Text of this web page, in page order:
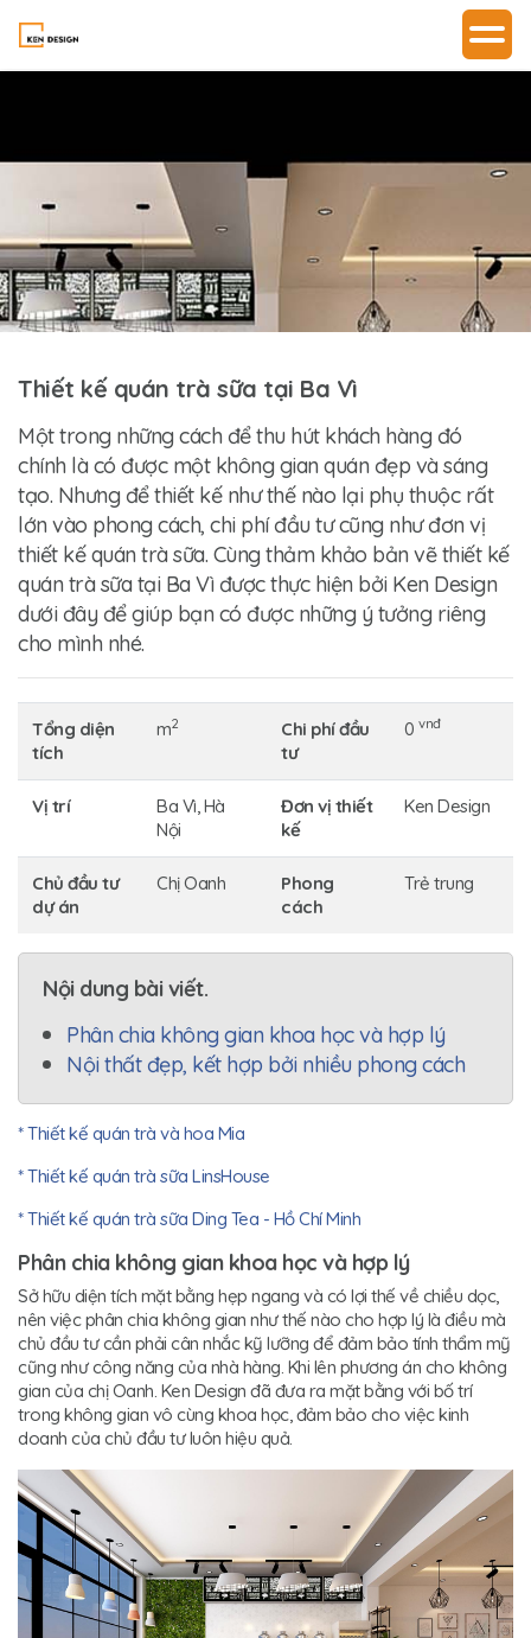
Thiết kế quán trà sữa tại Ba Vì
Một trong những cách để thu hút khách hàng đó
chính là có được một không gian quán đẹp và sáng
tạo. Nhưng để thiết kế như thế nào lại phụ thuộc rất
lớn vào phong cách, chi phí đầu tư cũng như đơn vị
thiết kế quán trà sữa. Cùng thảm khảo bản vẽ thiết kế
quán trà sữa tại Ba Vì được thực hiện bởi Ken Design
dưới đây để giúp bạn có được những ý tưởng riêng
cho mình nhé.
Tổng diện
tích
m2
Chi phí đầu
tư
0 vnđ
Vị trí
Ba Vì, Hà
Nội
Đơn vị thiết
kế
Ken Design
Chủ đầu tư
dự án
Chị Oanh
Phong
cách
Trẻ trung
Nội dung bài viết.
Phân chia không gian khoa học và hợp lý
Nội thất đẹp, kết hợp bởi nhiều phong cách
* Thiết kế quán trà và hoa Mia
* Thiết kế quán trà sữa LinsHouse
* Thiết kế quán trà sữa Ding Tea - Hồ Chí Minh
Phân chia không gian khoa học và hợp lý
Sở hữu diện tích mặt bằng hẹp ngang và có lợi thế về chiều dọc,
nên việc phân chia không gian như thế nào cho hợp lý là điều mà
chủ đầu tư cần phải cân nhắc kỹ lưỡng để đảm bảo tính thẩm mỹ
cũng như công năng của nhà hàng. Khi lên phương án cho không
gian của chị Oanh. Ken Design đã đưa ra mặt bằng với bố trí
trong không gian vô cùng khoa học, đảm bảo cho việc kinh
doanh của chủ đầu tư luôn hiệu quả.